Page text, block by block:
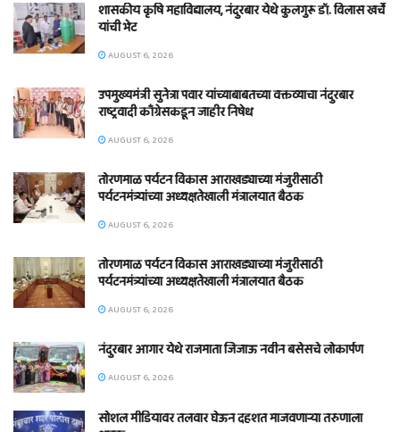
शासकीय कृषि महाविद्यालय, नंदुरबार येथे कुलगुरू डॉ. विलास खर्चे
यांची भेट
AUGUST 6, 2026
उपमुख्यमंत्री सुनेत्रा पवार यांच्याबाबतच्या वक्तव्याचा नंदुरबार
राष्ट्रवादी काँग्रेसकडून जाहीर निषेध
AUGUST 6, 2026
तोरणमाळ पर्यटन विकास आराखड्याच्या मंजुरीसाठी
पर्यटनमंत्र्यांच्या अध्यक्षतेखाली मंत्रालयात बैठक
AUGUST 6, 2026
तोरणमाळ पर्यटन विकास आराखड्याच्या मंजुरीसाठी
पर्यटनमंत्र्यांच्या अध्यक्षतेखाली मंत्रालयात बैठक
AUGUST 6, 2026
नंदुरबार आगार येथे राजमाता जिजाऊ नवीन बसेसचे लोकार्पण
AUGUST 6, 2026
सोशल मीडियावर तलवार घेऊन दहशत माजवणाऱ्या तरुणाला